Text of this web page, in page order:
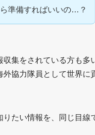
準備すればいいの…？
集をされている方も多
協力隊員として世界に
たい情報を、同じ目